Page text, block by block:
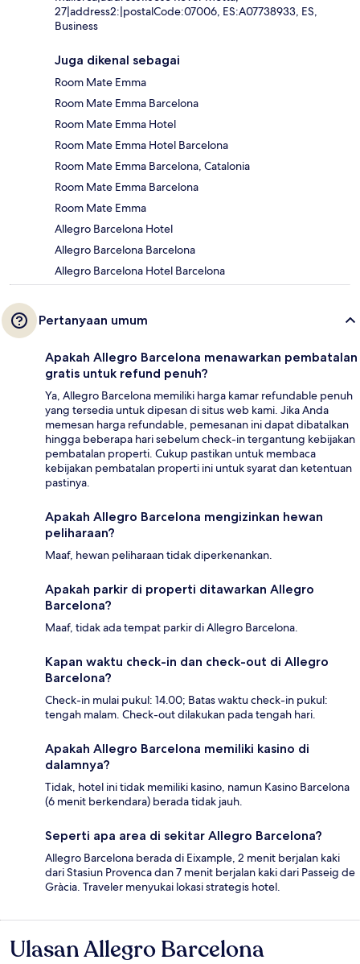
27|address2:|postalCode:07006, ES:A07738933, ES,
Business
Juga dikenal sebagai
Room Mate Emma
Room Mate Emma Barcelona
Room Mate Emma Hotel
Room Mate Emma Hotel Barcelona
Room Mate Emma Barcelona, Catalonia
Room Mate Emma Barcelona
Room Mate Emma
Allegro Barcelona Hotel
Allegro Barcelona Barcelona
Allegro Barcelona Hotel Barcelona
Pertanyaan umum
Apakah Allegro Barcelona menawarkan pembatalan
gratis untuk refund penuh?
Ya, Allegro Barcelona memiliki harga kamar refundable penuh
yang tersedia untuk dipesan di situs web kami. Jika Anda
memesan harga refundable, pemesanan ini dapat dibatalkan
hingga beberapa hari sebelum check-in tergantung kebijakan
pembatalan properti. Cukup pastikan untuk membaca
kebijakan pembatalan properti ini untuk syarat dan ketentuan
pastinya.
Apakah Allegro Barcelona mengizinkan hewan
peliharaan?
Maaf, hewan peliharaan tidak diperkenankan.
Apakah parkir di properti ditawarkan Allegro
Barcelona?
Maaf, tidak ada tempat parkir di Allegro Barcelona.
Kapan waktu check-in dan check-out di Allegro
Barcelona?
Check-in mulai pukul: 14.00; Batas waktu check-in pukul:
tengah malam. Check-out dilakukan pada tengah hari.
Apakah Allegro Barcelona memiliki kasino di
dalamnya?
Tidak, hotel ini tidak memiliki kasino, namun Kasino Barcelona
(6 menit berkendara) berada tidak jauh.
Seperti apa area di sekitar Allegro Barcelona?
Allegro Barcelona berada di Eixample, 2 menit berjalan kaki
dari Stasiun Provenca dan 7 menit berjalan kaki dari Passeig de
Gràcia. Traveler menyukai lokasi strategis hotel.
Ulasan
Ulasan Allegro Barcelona